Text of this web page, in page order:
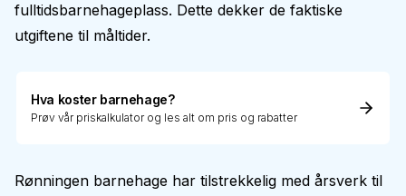
fulltidsbarnehageplass. Dette dekker de faktiske
utgiftene til måltider.
Hva koster barnehage?
Prøv vår priskalkulator og les alt om pris og rabatter
Rønningen barnehage har tilstrekkelig med årsverk til